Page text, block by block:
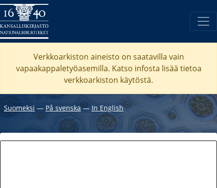
Verkkoarkiston aineisto on saatavilla vain
vapaakappaletyöasemilla. Katso infosta lisää tietoa
verkkoarkiston käytöstä.
Suomeksi ― På svenska― In English